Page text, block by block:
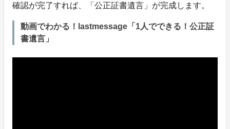
確認が完了すれば、「公正証書遺言」が完成します。
動画でわかる！lastmessage「1人でできる！公正証
書遺言」